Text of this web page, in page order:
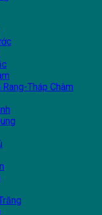
Tháp Chàm